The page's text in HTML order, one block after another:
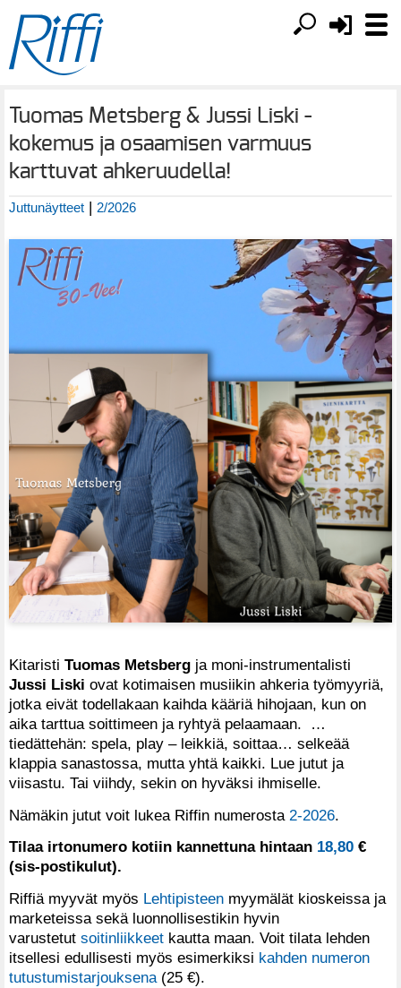
Tuomas Metsberg & Jussi Liski -
kokemus ja osaamisen varmuus
karttuvat ahkeruudella!
Juttunäytteet | 2/2026
Kitaristi Tuomas Metsberg ja moni-instrumentalisti
Jussi Liski ovat kotimaisen musiikin ahkeria työmyyriä,
jotka eivät todellakaan kaihda kääriä hihojaan, kun on
aika tarttua soittimeen ja ryhtyä pelaamaan. …
tiedättehän: spela, play – leikkiä, soittaa… selkeää
klappia sanastossa, mutta yhtä kaikki. Lue jutut ja
viisastu. Tai viihdy, sekin on hyväksi ihmiselle.
Nämäkin jutut voit lukea Riffin numerosta 2-2026.
Tilaa irtonumero kotiin kannettuna hintaan 18,80 €
(sis-postikulut).
Riffiä myyvät myös Lehtipisteen myymälät kioskeissa ja
marketeissa sekä luonnollisestikin hyvin
varustetut soitinliikkeet kautta maan. Voit tilata lehden
itsellesi edullisesti myös esimerkiksi kahden numeron
tutustumistarjouksena(25 €).